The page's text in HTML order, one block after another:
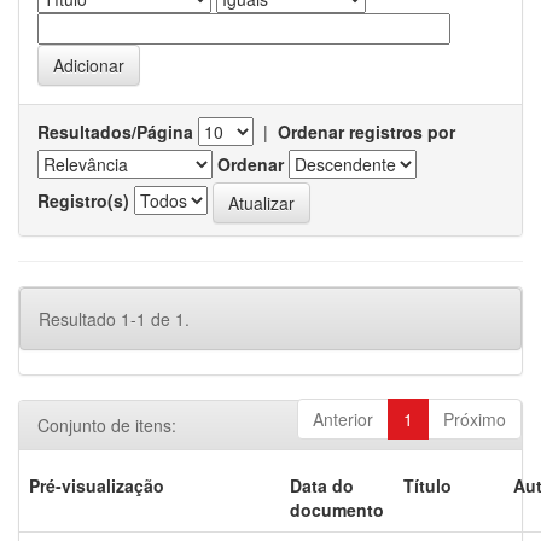
Resultados/Página | Ordenar registros por
Ordenar
Registro(s)
Resultado 1-1 de 1.
Anterior 1 Próximo
Conjunto de itens:
Pré-visualização
Data do
documento
Título